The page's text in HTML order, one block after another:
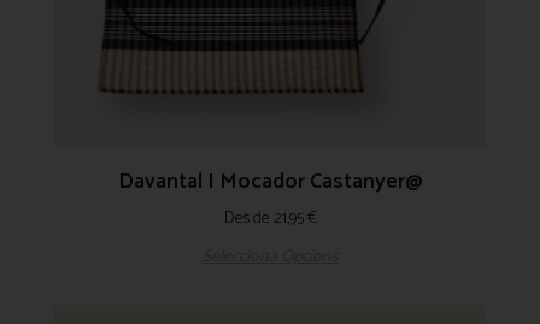
Davantal I Mocador Castanyer@
Des de 21,95€